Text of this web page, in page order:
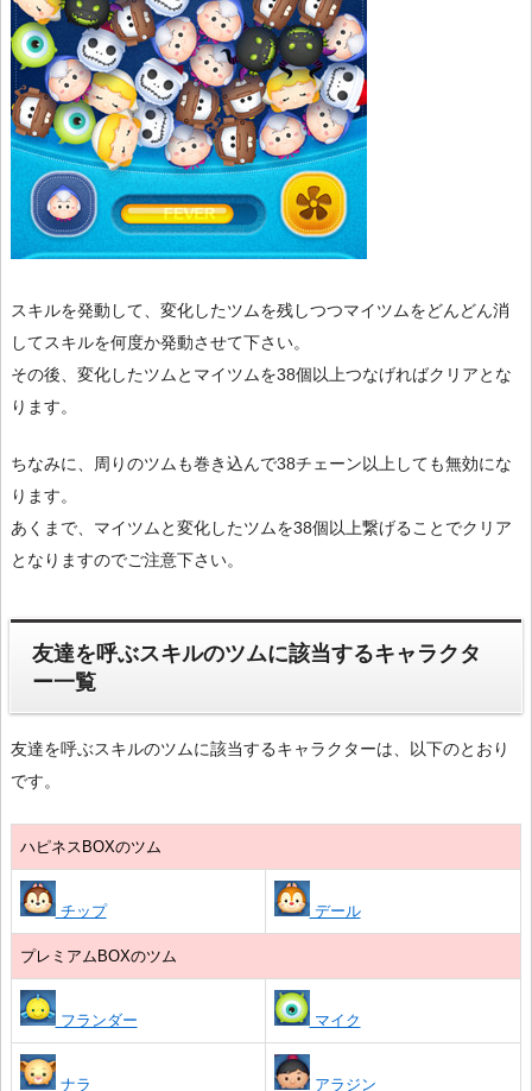
スキルを発動して、変化したツムを残しつつマイツムをどんどん消
してスキルを何度か発動させて下さい。
その後、変化したツムとマイツムを38個以上つなげればクリアとな
ります。
ちなみに、周りのツムも巻き込んで38チェーン以上しても無効にな
ります。
あくまで、マイツムと変化したツムを38個以上繋げることでクリア
となりますのでご注意下さい。
友達を呼ぶスキルのツムに該当するキャラクタ
ー一覧
友達を呼ぶスキルのツムに該当するキャラクターは、以下のとおり
です。
ハピネスBOXのツム
チップ デール
プレミアムBOXのツム
フランダー マイク
ナラ アラジン